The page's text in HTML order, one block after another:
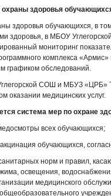
охраны здоровья
здоровья обучающихся, в
здоровья, в МБОУ
мониторинг
комплекса
графиком обследований.
СОШ и МБУЗ «ЦРБ»
оказании медицинских услуг.
система мер по охране
всех обучающихся;
обучающихся,
норм и правил,
освещения,
медицинского